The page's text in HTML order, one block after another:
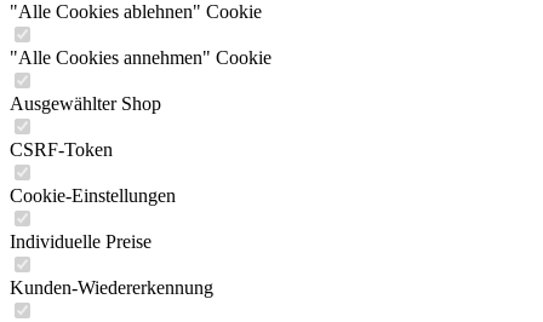
"Alle Cookies ablehnen" Cookie
"Alle Cookies annehmen" Cookie
Ausgewählter Shop
CSRF-Token
Cookie-Einstellungen
Individuelle Preise
Kunden-Wiedererkennung